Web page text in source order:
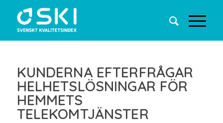
KUNDERNA EFTERFRÅGAR
HELHETSLÖSNINGAR FÖR
HEMMETS
TELEKOMTJÄNSTER